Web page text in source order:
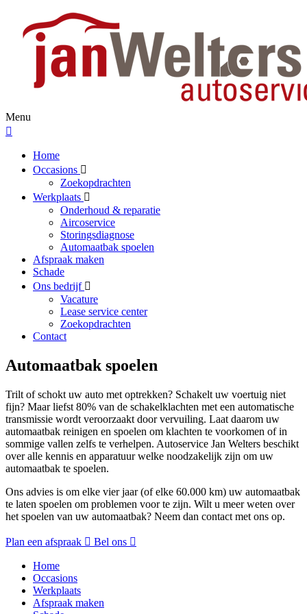
Menu
Home
Occasions
Zoekopdrachten
Werkplaats
Onderhoud & reparatie
Aircoservice
Storingsdiagnose
Automaatbak spoelen
Afspraak maken
Schade
Ons bedrijf
Vacature
Lease service center
Zoekopdrachten
Contact
Automaatbak spoelen
Trilt of schokt uw auto met optrekken? Schakelt uw voertuig niet
fijn? Maar liefst 80% van de schakelklachten met een automatische
transmissie wordt veroorzaakt door vervuiling. Laat daarom uw
automaatbak reinigen en spoelen om klachten te voorkomen of in
sommige vallen zelfs te verhelpen. Autoservice Jan Welters beschikt
over alle kennis en apparatuur welke noodzakelijk zijn om uw
automaatbak te spoelen.
Ons advies is om elke vier jaar (of elke 60.000 km) uw automaatbak
te laten spoelen om problemen voor te zijn. Wilt u meer weten over
het spoelen van uw automaatbak? Neem dan contact met ons op.
Plan een afspraak Bel ons
Home
Occasions
Werkplaats
Afspraak maken